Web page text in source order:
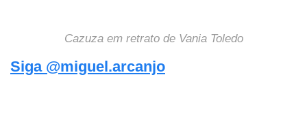
Cazuza em retrato de Vania Toledo
Siga @miguel.arcanjo